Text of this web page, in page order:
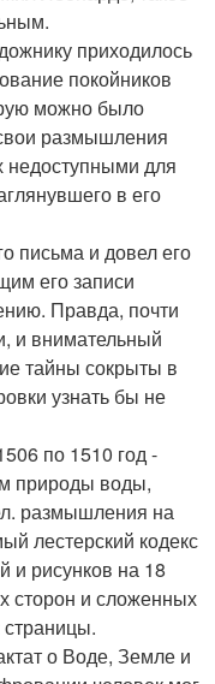
приходилось
покойников
можно было
размышления
недоступными для
в его
письма и довел его
его записи
Правда, почти
и внимательный
тайны сокрыты в
узнать бы не
по 1510 год -
природы воды,
размышления на
лестерский кодекс
рисунков на 18
сторон и сложенных
страницы.
о Воде, Земле и